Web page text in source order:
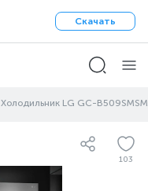
Скачать
Холодильник LG GC-B509SMSM
103